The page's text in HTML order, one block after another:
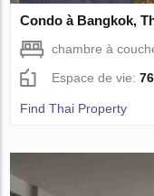
Condo à Bangkok,
chambre à
Espace de vie:
Find Thai Property